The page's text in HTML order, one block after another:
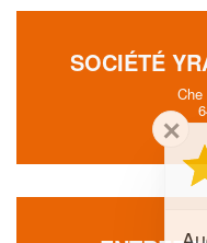
SOCIÉTÉ